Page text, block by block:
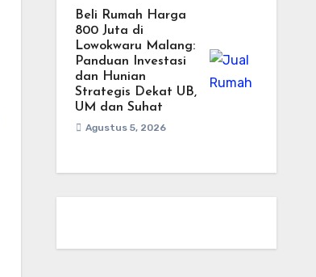
Beli Rumah Harga
800 Juta di
Lowokwaru Malang:
Panduan Investasi
dan Hunian
Strategis Dekat UB,
UM dan Suhat
Agustus 5, 2026